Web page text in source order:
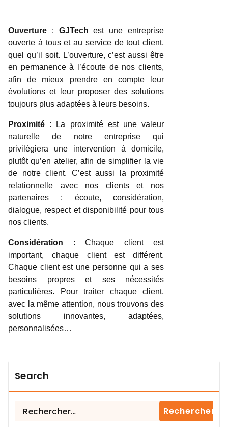
Ouverture : GJTech est une entreprise
ouverte à tous et au service de tout client,
quel qu’il soit. L’ouverture, c’est aussi être
en permanence à l’écoute de nos clients,
afin de mieux prendre en compte leur
évolutions et leur proposer des solutions
toujours plus adaptées à leurs besoins.
Proximité : La proximité est une valeur
naturelle de notre entreprise qui
privilégiera une intervention à domicile,
plutôt qu’en atelier, afin de simplifier la vie
de notre client. C’est aussi la proximité
relationnelle avec nos clients et nos
partenaires : écoute, considération,
dialogue, respect et disponibilité pour tous
nos clients.
Considération : Chaque client est
important, chaque client est différent.
Chaque client est une personne qui a ses
besoins propres et ses nécessités
particulières. Pour traiter chaque client,
avec la même attention, nous trouvons des
solutions innovantes, adaptées,
personnalisées…
Search
Rechercher :